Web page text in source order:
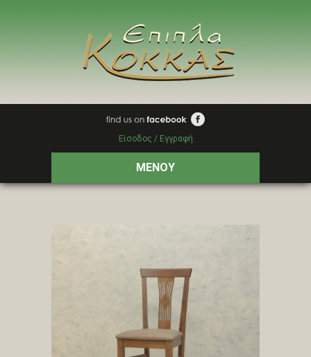
Είσοδος / Εγγραφή
ΜΕΝΟΥ